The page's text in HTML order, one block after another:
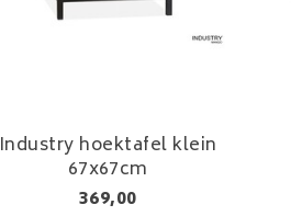
Industry hoektafel klein
67x67cm
369,00